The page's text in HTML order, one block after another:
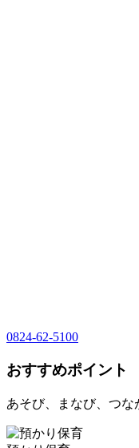
0824-62-5100
おすすめポイント
あそび、まなび、つな